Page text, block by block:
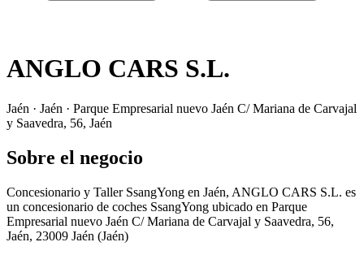
ANGLO CARS S.L.
Jaén · Jaén · Parque Empresarial nuevo Jaén C/ Mariana de Carvajal
y Saavedra, 56, Jaén
Sobre el negocio
Concesionario y Taller SsangYong en Jaén, ANGLO CARS S.L. es
un concesionario de coches SsangYong ubicado en Parque
Empresarial nuevo Jaén C/ Mariana de Carvajal y Saavedra, 56,
Jaén, 23009 Jaén (Jaén)